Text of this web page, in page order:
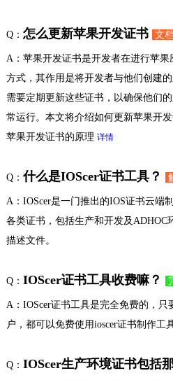
Q： 怎么更新苹果开发证书 文档
A：苹果开发证书是开发者在进行苹
方式，其作用是将开发者与他们创建
需要定期更新这些证书，以确保他们
常运行。本文将介绍如何更新苹果开
苹果开发证书的原理 详情
Q：什么是IOScer证书工具？
A：IOScer是一门推出的IOS证书云端
各类证书，包括生产和开发及ADHOC
描述文件。
Q： IOScer证书工具收费嘛？
A：IOScer证书工具是完全免费的，只
户，都可以免费使用ioscer证书制作工具
Q： IOScer生产环境证书包括